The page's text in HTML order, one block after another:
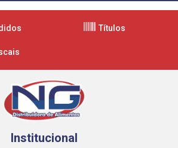
Títulos
Institucional